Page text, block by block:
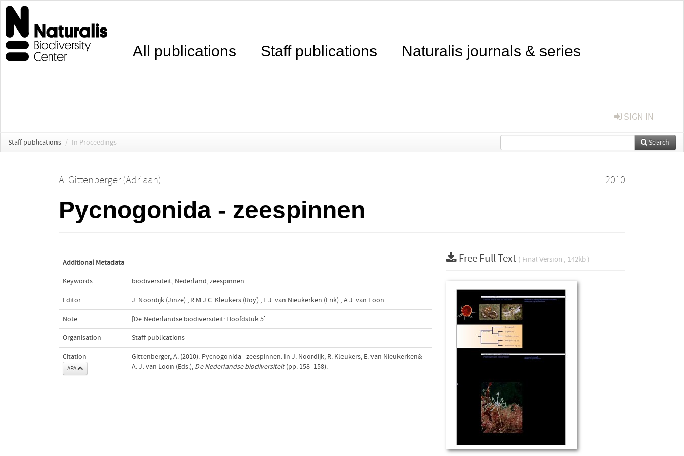
All publications Staff publications Naturalis journals & series
SIGN IN
Staff publications / In Proceedings Search
A. Gittenberger (Adriaan) 2010
Pycnogonida - zeespinnen
Additional Metadata
Keywords biodiversiteit, Nederland,zeespinnen
Editor J. Noordijk (Jinze) , R.M.J.C. Kleukers (Roy) , E.J. van Nieukerken (Erik) ,A.J. van Loon
Note [De Nederlandse biodiversiteit: Hoofdstuk 5]
Organisation Staff publications
Citation
APA
Gittenberger, A. (2010). Pycnogonida - zeespinnen. In J. Noordijk, R. Kleukers, E. van Nieukerken&
A. J. van Loon (Eds.), De Nederlandse biodiversiteit(pp. 158–158).
Free Full Text ( Final Version , 142kb )